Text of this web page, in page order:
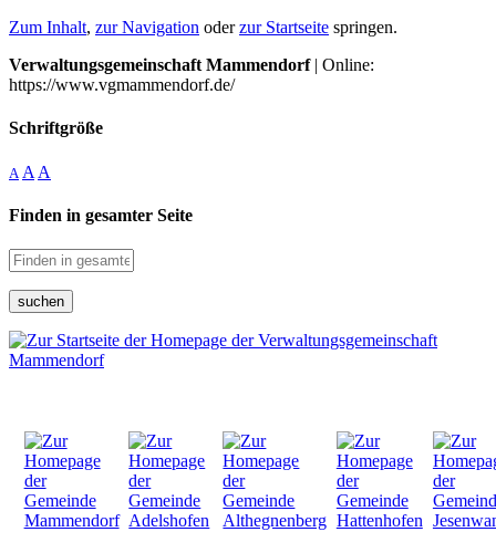
Zum Inhalt, zur Navigation oderzur Startseite springen.
Verwaltungsgemeinschaft Mammendorf| Online:
https://www.vgmammendorf.de/
Schriftgröße
A A A
Finden in gesamter Seite
suchen